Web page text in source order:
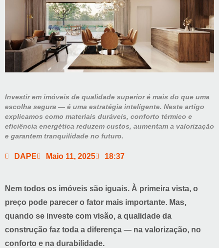
Investir em imóveis de qualidade superior é mais do que uma
escolha segura — é uma estratégia inteligente. Neste artigo
explicamos como materiais duráveis, conforto térmico e
eficiência energética reduzem custos, aumentam a valorização
e garantem tranquilidade no futuro.
DAPE Maio 11, 2025 18:37
Nem todos os imóveis são iguais. À primeira vista, o
preço pode parecer o fator mais importante. Mas,
quando se investe com visão, a qualidade da
construção faz toda a diferença — na valorização, no
conforto e na durabilidade.